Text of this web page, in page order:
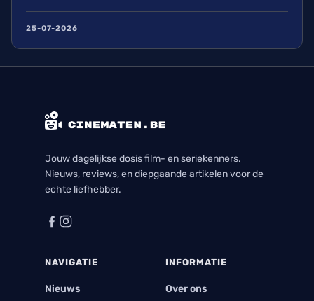
flashbacks en wisselend acteerwerk, evolueert de
film in een indrukwekkend epos vol praktische
25-07-2026
Jouw dagelijkse dosis film- en seriekenners.
Nieuws, reviews, en diepgaande artikelen voor de
echte liefhebber.
NAVIGATIE
Nieuws
INFORMATIE
Over ons